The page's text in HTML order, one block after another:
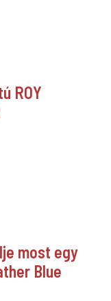
ROY
most egy
Blue